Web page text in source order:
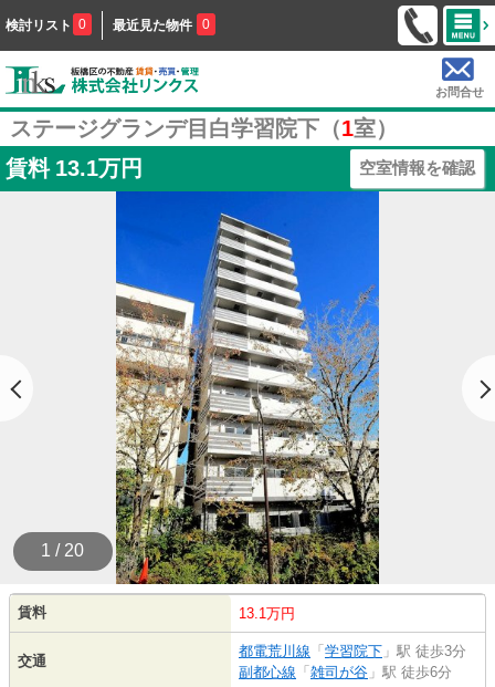
検討リスト 0 最近見た物件 0
お問合せ
ステージグランデ目白学習院下（1室）
賃料 13.1万円 空室情報を確認
1 / 20
賃料 13.1万円
交通
都電荒川線 「 学習院下 」駅 徒歩3分
副都心線 「 雑司が谷 」駅 徒歩6分